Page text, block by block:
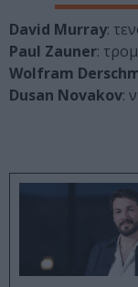
David Murray:
Paul Zauner:
Wolfram
Dusan Novakov: